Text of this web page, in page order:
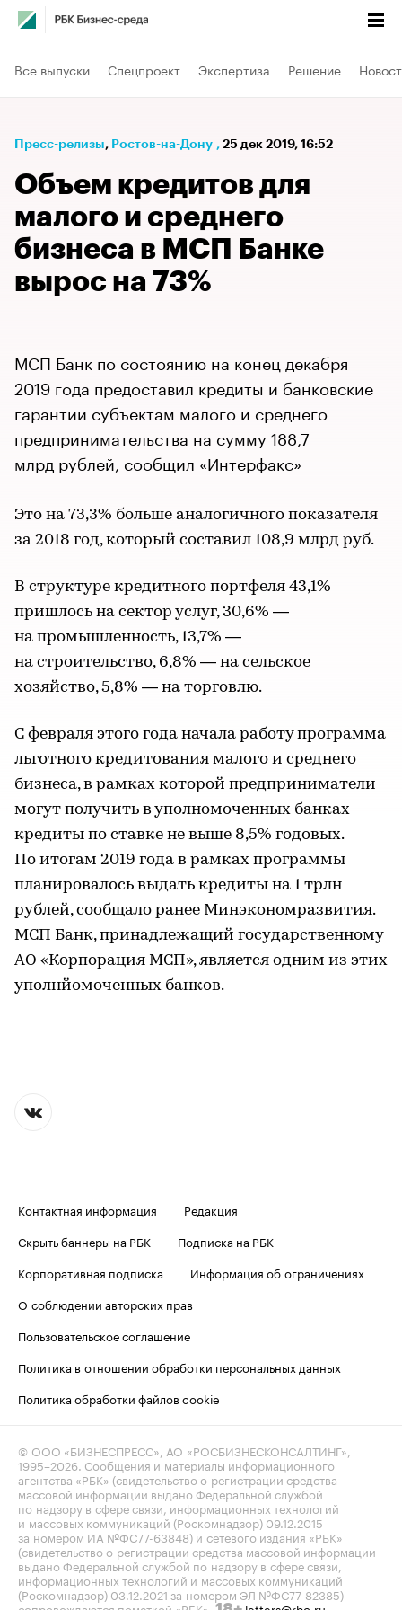
Все выпуски Спецпроект Экспертиза Решение
Пресс-релизы⁠, Ростов-на-Дону , 25 дек 2019, 16:52
Объем кредитов для
малого и среднего
бизнеса в МСП Банке
вырос на 73%
МСП Банк по состоянию на конец декабря
2019 года предоставил кредиты и банковские
гарантии субъектам малого и среднего
предпринимательства на сумму 188,7
млрд рублей, сообщил «Интерфакс»
Это на 73,3% больше аналогичного показателя
за 2018 год, который составил 108,9 млрд руб.
В структуре кредитного портфеля 43,1%
пришлось на сектор услуг, 30,6% —
на промышленность, 13,7% —
на строительство, 6,8% — на сельское
хозяйство, 5,8% — на торговлю.
С февраля этого года начала работу программа
льготного кредитования малого и среднего
бизнеса, в рамках которой предприниматели
могут получить в уполномоченных банках
кредиты по ставке не выше 8,5% годовых.
По итогам 2019 года в рамках программы
планировалось выдать кредиты на 1 трлн
рублей, сообщало ранее Минэкономразвития.
МСП Банк, принадлежащий государственному
АО «Корпорация МСП», является одним из этих
уполнйомоченных банков.
Контактная информация
Редакция
Скрыть баннеры на РБК
Подписка на РБК
Корпоративная подписка
Информация об ограничениях
О соблюдении авторских прав
Пользовательское соглашение
Политика в отношении обработки персональных данных
Политика обработки файлов cookie
© ООО «БИЗНЕСПРЕСС», АО «РОСБИЗНЕСКОНСАЛТИНГ»,
1995–2026. Сообщения и материалы информационного
агентства «РБК» (свидетельство о регистрации средства
массовой информации выдано Федеральной службой
по надзору в сфере связи, информационных технологий
и массовых коммуникаций (Роскомнадзор) 09.12.2015
за номером ИА №ФС77-63848) и сетевого издания «РБК»
(свидетельство о регистрации средства массовой информации
выдано Федеральной службой по надзору в сфере связи,
информационных технологий и массовых коммуникаций
(Роскомнадзор) 03.12.2021 за номером ЭЛ №ФС77-82385)